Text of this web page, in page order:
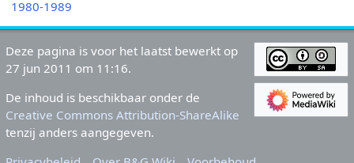
1980-1989
Deze pagina is voor het laatst bewerkt op
27 jun 2011 om 11:16.
De inhoud is beschikbaar onder de
Creative Commons Attribution-ShareAlike
tenzij anders aangegeven.